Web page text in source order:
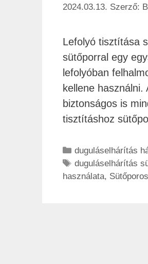
2024.03.13. Szerző:
Lefolyó tisztítása
sütőporral egy
lefolyóban
kellene
biztonságos is
tisztításhoz
duguláselhárítás
duguláselhárítás
használata,